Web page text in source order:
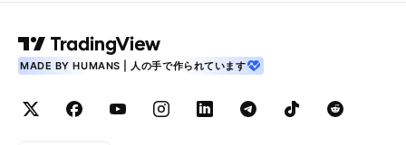
MADE BY HUMANS | 人の手で作られています